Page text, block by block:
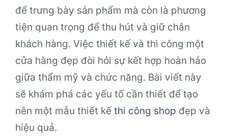
để trưng bày sản phẩm mà còn là phương
tiện quan trọng để thu hút và giữ chân
khách hàng. Việc thiết kế và thi công một
cửa hàng đẹp đòi hỏi sự kết hợp hoàn hảo
giữa thẩm mỹ và chức năng. Bài viết này
sẽ khám phá các yếu tố cần thiết để tạo
nên một mẫu thiết kế thi công shop đẹp và
hiệu quả.